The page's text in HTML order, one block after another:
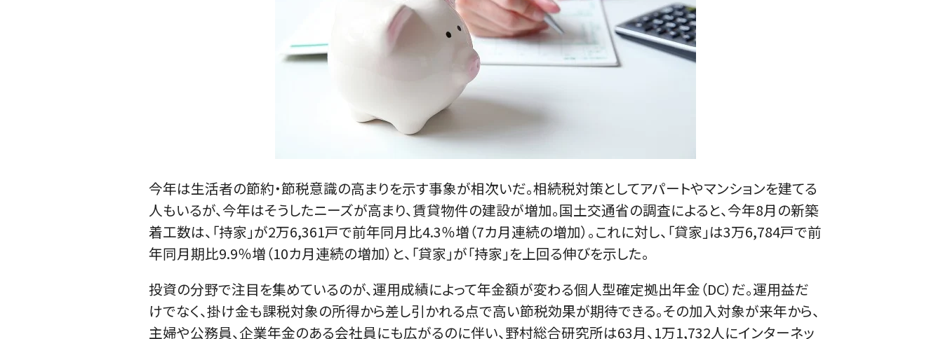
今年は生活者の節約・節税意識の高まりを示す事象が相次いだ。相続税対策としてアパートやマンションを建てる
人もいるが、今年はそうしたニーズが高まり、賃貸物件の建設が増加。国土交通省の調査によると、今年8月の新築
着工数は、「持家」が2万6,361戸で前年同月比4.3％増（7カ月連続の増加）。これに対し、「貸家」は3万6,784戸で前
年同月期比9.9％増（10カ月連続の増加）と、「貸家」が「持家」を上回る伸びを示した。
投資の分野で注目を集めているのが、運用成績によって年金額が変わる個人型確定拠出年金（DC）だ。運用益だ
けでなく、掛け金も課税対象の所得から差し引かれる点で高い節税効果が期待できる。その加入対象が来年から、
主婦や公務員、企業年金のある会社員にも広がるのに伴い、野村総合研究所は63月、1万1,732人にインターネッ